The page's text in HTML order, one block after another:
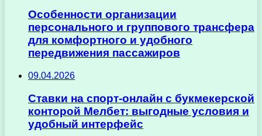
Особенности организации
персонального и группового трансфера
для комфортного и удобного
передвижения пассажиров
09.04.2026
Ставки на спорт-онлайн с букмекерской
конторой Мелбет: выгодные условия и
удобный интерфейс